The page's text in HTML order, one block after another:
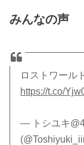
みんなの声
ロストワール
https://t.co/
— トシユキ